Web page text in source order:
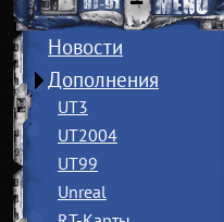
Новости
Дополнения
UT3
UT2004
UT99
Unreal